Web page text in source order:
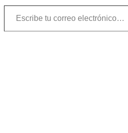
Escribe tu correo electrónico…